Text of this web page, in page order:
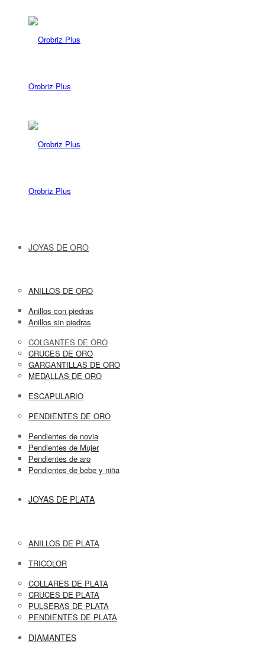
Orobriz Plus
Orobriz Plus
JOYAS DE ORO
ANILLOS DE ORO
Anillos con piedras
Anillos sin piedras
COLGANTES DE ORO
CRUCES DE ORO
GARGANTILLAS DE ORO
MEDALLAS DE ORO
ESCAPULARIO
PENDIENTES DE ORO
Pendientes de novia
Pendientes de Mujer
Pendientes de aro
Pendientes de bebe y niña
JOYAS DE PLATA
ANILLOS DE PLATA
TRICOLOR
COLLARES DE PLATA
CRUCES DE PLATA
PULSERAS DE PLATA
PENDIENTES DE PLATA
DIAMANTES